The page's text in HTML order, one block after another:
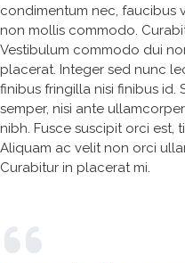
condimentum nec, faucibus
non mollis commodo.
Vestibulum commodo dui
placerat. Integer sed nunc
finibus fringilla nisi finibus
semper, nisi ante
nibh. Fusce suscipit orci
Aliquam ac velit non orci
Curabitur in placerat mi.